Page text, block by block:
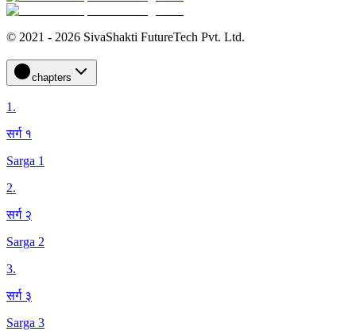
© 2021 - 2026 SivaShakti FutureTech Pvt. Ltd.
chapters
1.
सर्ग १
Sarga 1
2.
सर्ग २
Sarga 2
3.
सर्ग ३
Sarga 3